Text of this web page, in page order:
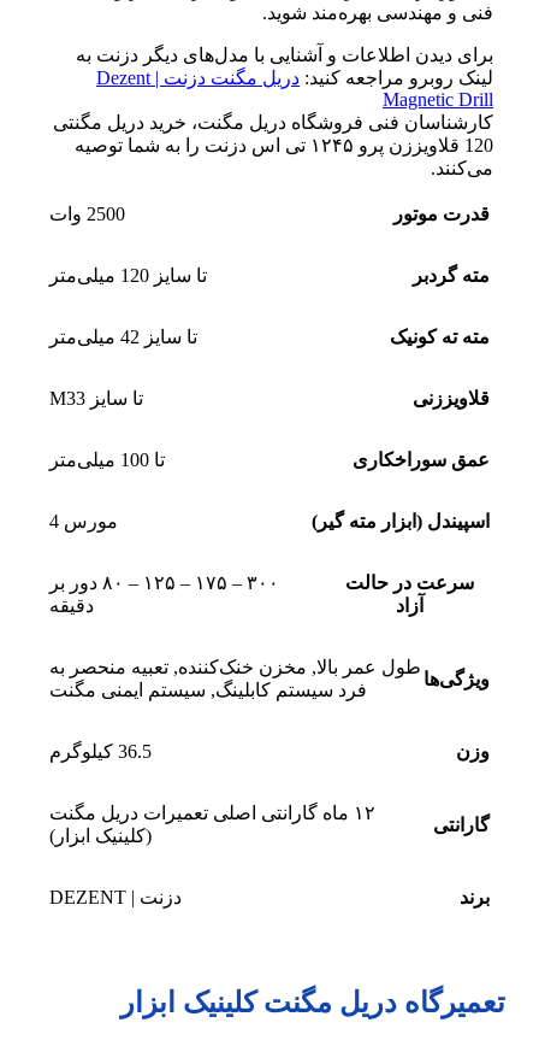
فنی و مهندسی بهره‌مند شوید.
برای دیدن اطلاعات و آشنایی با مدل‌های دیگر دزنت به
لینک روبرو مراجعه کنید:
دریل مگنت دزنت | Dezent
Magnetic Drill
کارشناسان فنی فروشگاه دریل مگنت، خرید دریل مگنتی
120 قلاویززن پرو ۱۲۴۵ تی اس دزنت را به شما توصیه
می‌کنند.
قدرت موتور 2500 وات
مته گردبر تا سایز 120 میلی‌متر
مته ته کونیک تا سایز 42 میلی‌متر
قلاویززنی تا سایز M33
عمق سوراخکاری تا 100 میلی‌متر
اسپیندل (ابزار مته گیر) مورس 4
سرعت در حالت
آزاد
۳۰۰ – ۱۷۵ – ۱۲۵ – ۸۰ دور بر
دقیقه
ویژگی‌ها
طول عمر بالا, مخزن خنک‌کننده, تعبیه منحصر به
فرد سیستم کابلینگ, سیستم ایمنی مگنت
وزن 36.5 کیلوگرم
گارانتی
۱۲ ماه گارانتی اصلی تعمیرات دریل مگنت
(کلینیک ابزار)
برند دزنت | DEZENT
تعمیرگاه دریل مگنت کلینیک ابزار